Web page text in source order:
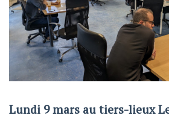
Lundi 9 mars au tiers-lieux